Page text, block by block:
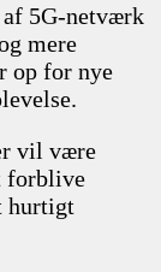
af 5G-netværk
mere
op for nye
vil være
forblive
hurtigt